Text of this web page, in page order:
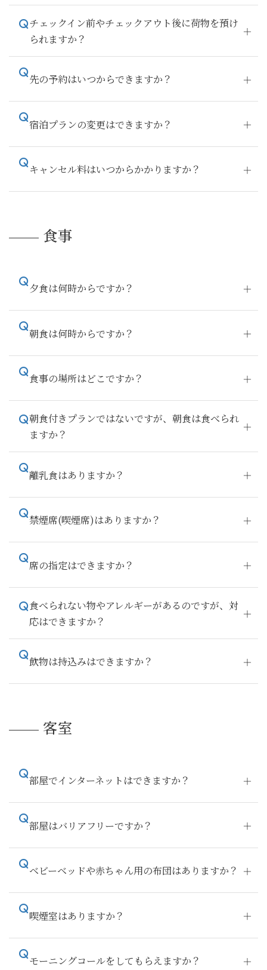
チェックイン前やチェックアウト後に荷物を預け
られますか？
先の予約はいつからできますか？
宿泊プランの変更はできますか？
キャンセル料はいつからかかりますか？
食事
夕食は何時からですか？
朝食は何時からですか？
食事の場所はどこですか？
朝食付きプランではないですが、朝食は食べられ
ますか？
離乳食はありますか？
禁煙席(喫煙席)はありますか？
席の指定はできますか？
食べられない物やアレルギーがあるのですが、対
応はできますか？
飲物は持込みはできますか？
客室
部屋でインターネットはできますか？
部屋はバリアフリーですか？
ベビーベッドや赤ちゃん用の布団はありますか？
喫煙室はありますか？
モーニングコールをしてもらえますか？